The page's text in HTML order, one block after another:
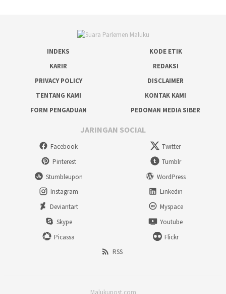
INDEKS
KODE ETIK
KARIR
REDAKSI
PRIVACY POLICY
DISCLAIMER
TENTANG KAMI
KONTAK KAMI
FORM PENGADUAN
PEDOMAN MEDIA SIBER
JARINGAN SOCIAL
Facebook
Twitter
Pinterest
Tumblr
Stumbleupon
WordPress
Instagram
Linkedin
Deviantart
Myspace
Skype
Youtube
Picassa
Flickr
RSS
Malukupost.com